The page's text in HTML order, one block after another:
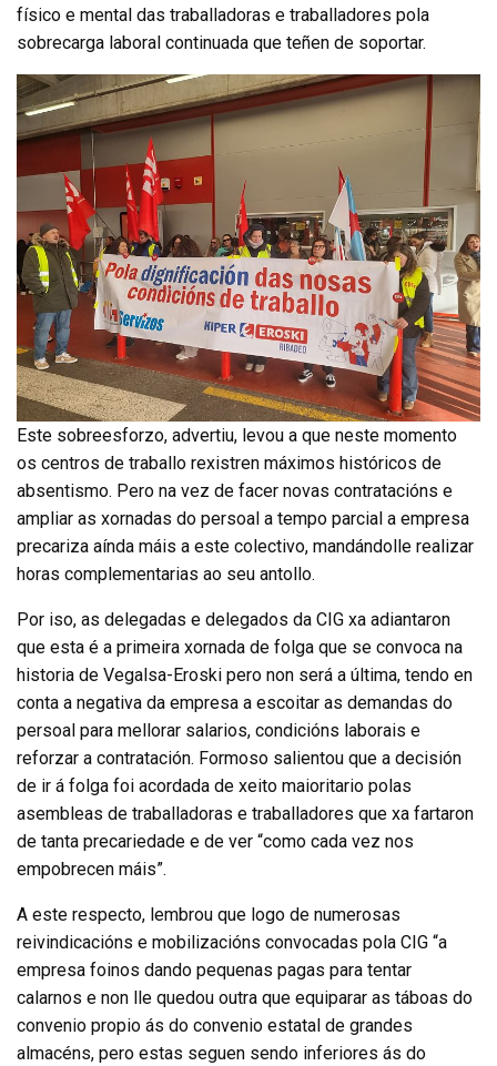
físico e mental das traballadoras e traballadores pola
sobrecarga laboral continuada que teñen de soportar.
Este sobreesforzo, advertiu, levou a que neste momento
os centros de traballo rexistren máximos históricos de
absentismo. Pero na vez de facer novas contratacións e
ampliar as xornadas do persoal a tempo parcial a empresa
precariza aínda máis a este colectivo, mandándolle realizar
horas complementarias ao seu antollo.
Por iso, as delegadas e delegados da CIG xa adiantaron
que esta é a primeira xornada de folga que se convoca na
historia de Vegalsa-Eroski pero non será a última, tendo en
conta a negativa da empresa a escoitar as demandas do
persoal para mellorar salarios, condicións laborais e
reforzar a contratación. Formoso salientou que a decisión
de ir á folga foi acordada de xeito maioritario polas
asembleas de traballadoras e traballadores que xa fartaron
de tanta precariedade e de ver “como cada vez nos
empobrecen máis”.
A este respecto, lembrou que logo de numerosas
reivindicacións e mobilizacións convocadas pola CIG “a
empresa foinos dando pequenas pagas para tentar
calarnos e non lle quedou outra que equiparar as táboas do
convenio propio ás do convenio estatal de grandes
almacéns, pero estas seguen sendo inferiores ás do